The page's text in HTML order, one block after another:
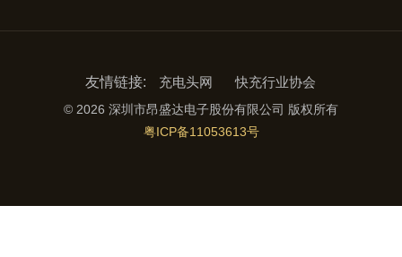
友情链接: 充电头网 快充行业协会
© 2026 深圳市昂盛达电子股份有限公司 版权所有
粤ICP备11053613号